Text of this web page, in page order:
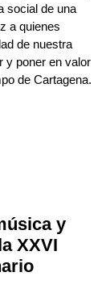
social de una
a quienes
de nuestra
y poner en valor
de Cartagena.
y
XXVI